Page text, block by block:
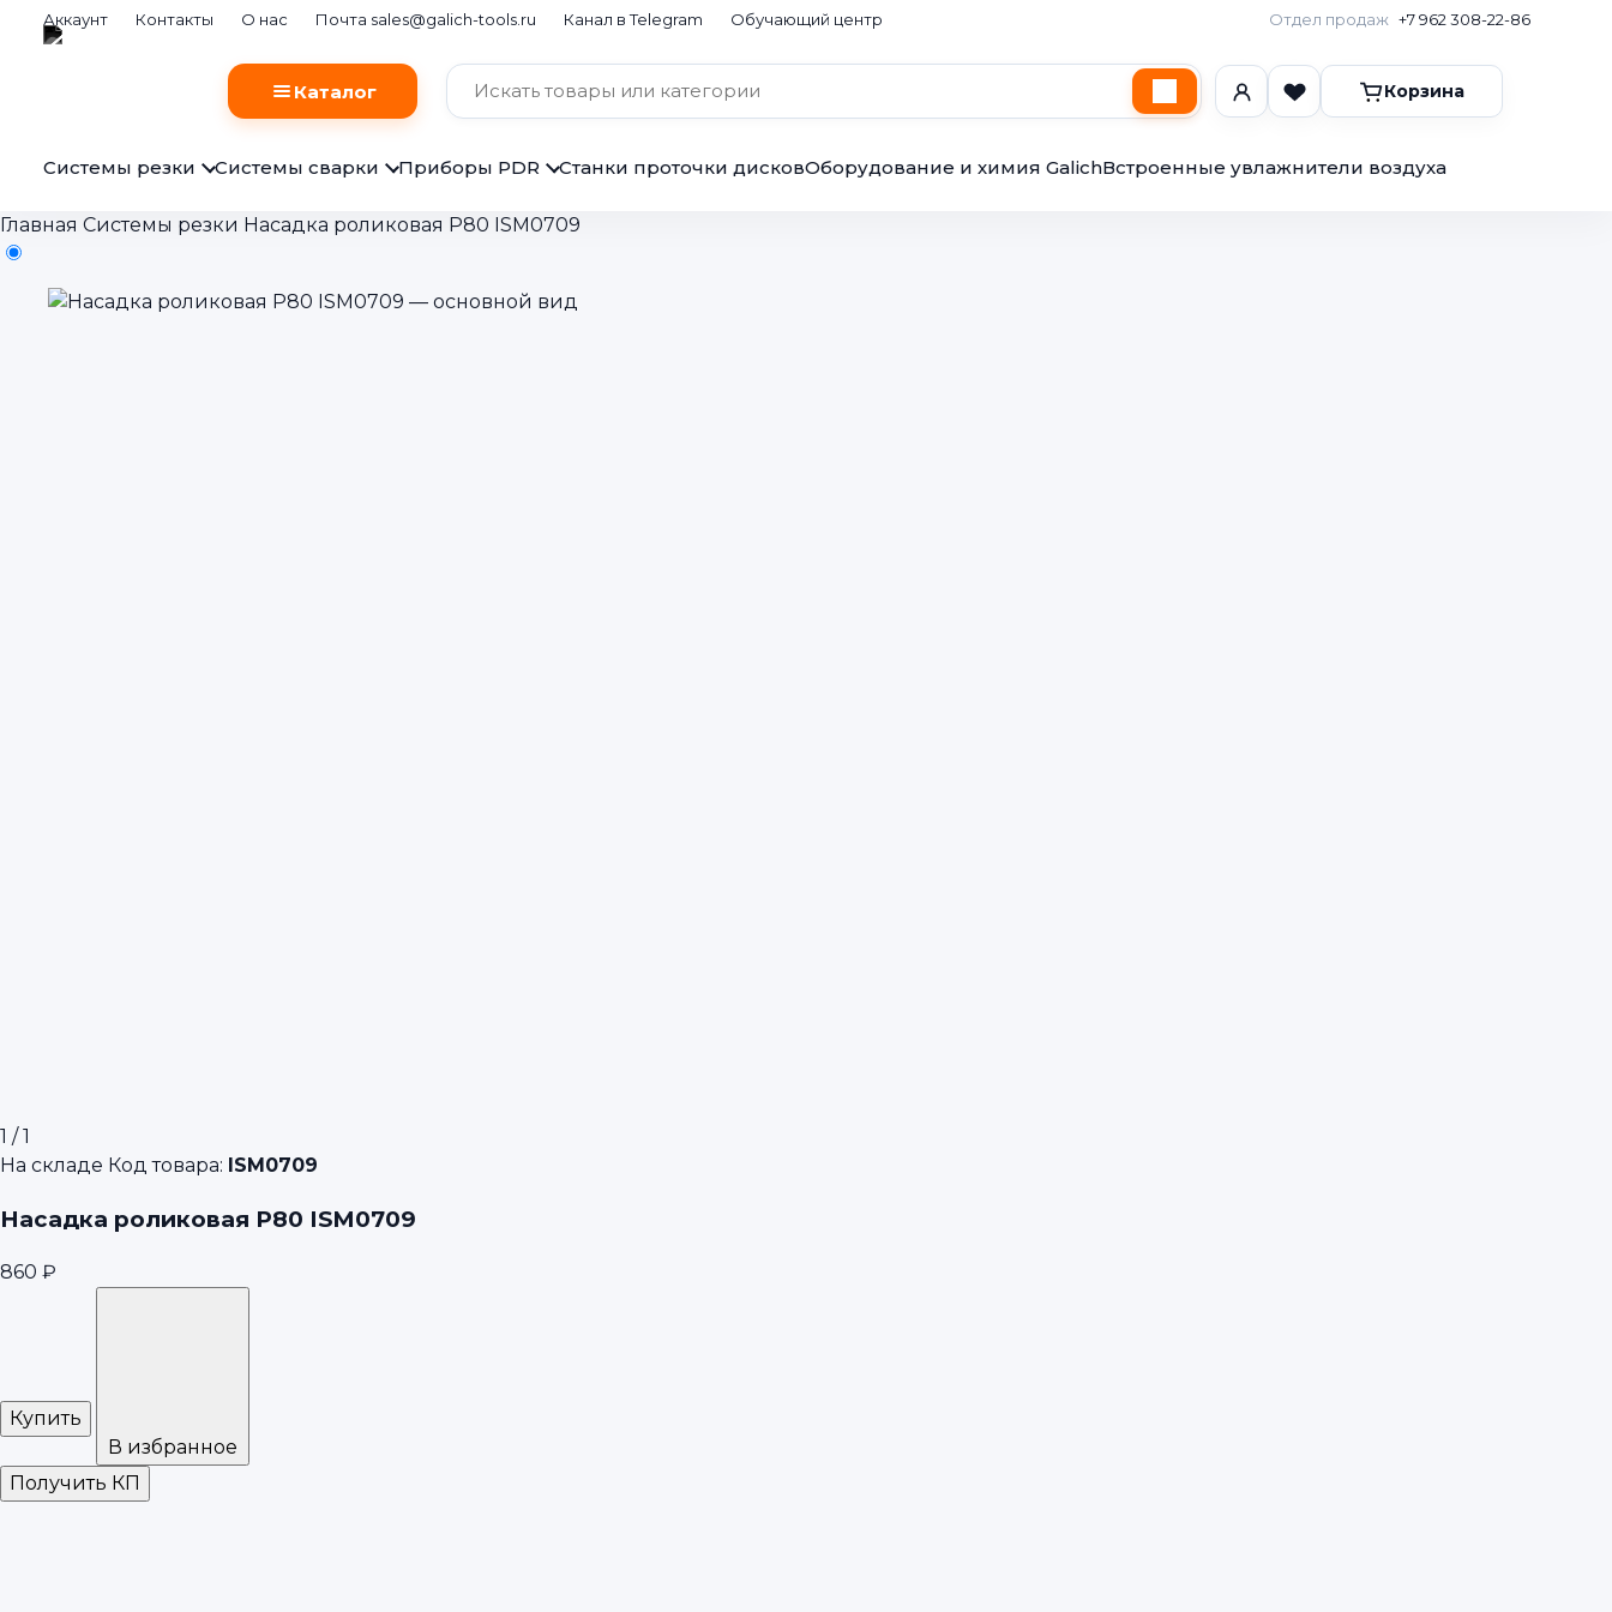
Аккаунт Контакты О нас Почта sales@galich-tools.ru Канал в Telegram Обучающий центр Отдел продаж +7 962 308-22-86
Каталог Корзина
Системы резки Системы сварки Приборы PDR Станки проточки дисковОборудование и химия GalichВстроенные увлажнители воздуха
Главная Системы резки Насадка роликовая P80 ISM0709
1 / 1
На складе Код товара: ISM0709
Насадка роликовая P80 ISM0709
860 ₽
Купить
В избранное
Получить КП